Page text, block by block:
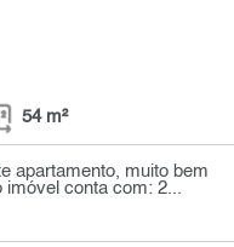
54 m²
apartamento, muito bem
conta com: 2...